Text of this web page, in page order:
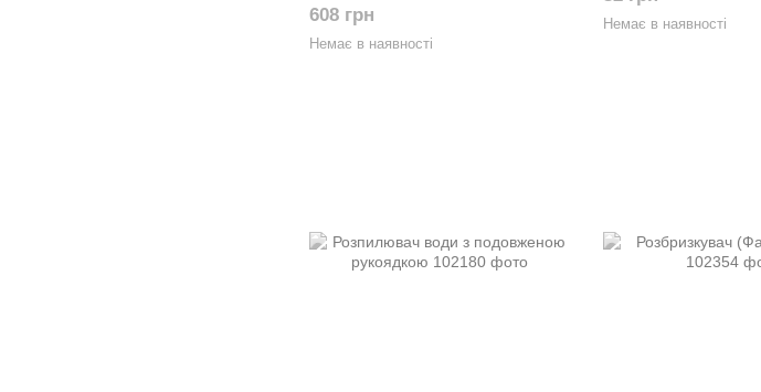
608 грн
Немає в наявності
Немає в наявності